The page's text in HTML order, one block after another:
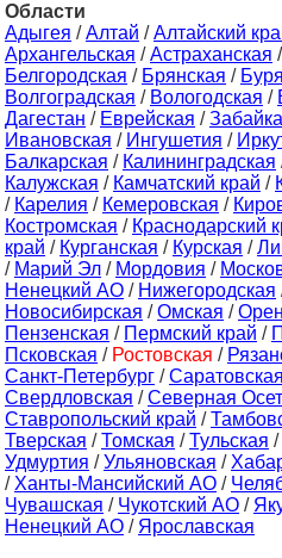
Области
Адыгея /Алтай /Алтайский
Архангельская /Астраханская /
Белгородская / Брянская /
Волгоградская / Вологодская /
Дагестан / Еврейская /
Ивановская / Ингушетия /
Балкарская / Калининградская
Калужская / Камчатский край /
/ Карелия / Кемеровская /
Костромская / Краснодарский
край / Курганская / Курская /
/ Марий Эл / Мордовия /
Ненецкий АО / Нижегородская
Новосибирская /Омская /
Пензенская / Пермский край /
Псковская / Ростовская /
Санкт-Петербург /Саратовская
Свердловская /Северная
Ставропольский край /
Тверская /Томская /Тульская /
Удмуртия /Ульяновская /
/ Ханты-Мансийский АО /
Чувашская / Чукотский АО /
Ненецкий АО / Ярославская